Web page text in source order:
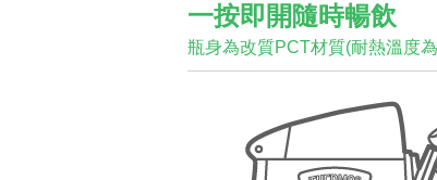
一按即開隨時暢飲
瓶身為改質PCT材質(耐熱溫度